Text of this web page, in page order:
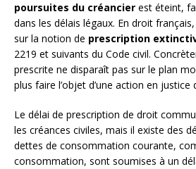
poursuites du créancier est éteint,
dans les délais légaux. En droit
sur la notion de prescription
2219 et suivants du Code civil.
prescrite ne disparaît pas sur le plan
plus faire l’objet d’une action en justice
Le délai de prescription de droit
les créances civiles, mais il existe des
dettes de consommation courante,
consommation, sont soumises à un